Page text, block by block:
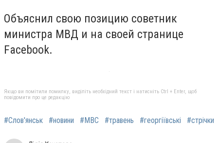
Объяснил свою позицию советник
министра МВД и на своей странице
Facebook.
Якщо ви помітили помилку, виділіть необхідний текст і натисніть Ctrl + Enter, щоб
повідомити про це редакцію
#Слов'янськ #новини #МВС #травень #георгіївські #стрічки